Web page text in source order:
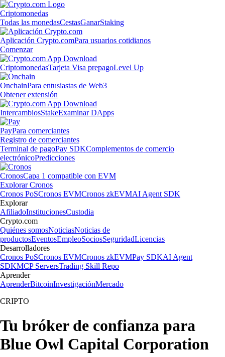
Criptomonedas
Todas las monedasCestasGanarStaking
Aplicación Crypto.comPara usuarios cotidianos
Comenzar
CriptomonedasTarjeta Visa prepagoLevel Up
OnchainPara entusiastas de Web3
Obtener extensión
IntercambiosStakeExaminar DApps
PayPara comerciantes
Registro de comerciantes
Terminal de pagoPay SDKComplementos de comercio
electrónicoPredicciones
CronosCapa 1 compatible con EVM
Explorar Cronos
Cronos PoSCronos EVMCronos zkEVMAI Agent SDK
Explorar
AfiliadoInstitucionesCustodia
Crypto.com
Quiénes somosNoticiasNoticias de
productosEventosEmpleoSociosSeguridadLicencias
Desarrolladores
Cronos PoSCronos EVMCronos zkEVMPay SDKAI Agent
SDKMCP ServersTrading Skill Repo
Aprender
AprenderBitcoinInvestigaciónMercado
CRIPTO
Tu bróker de confianza para
Blue Owl Capital Corporation